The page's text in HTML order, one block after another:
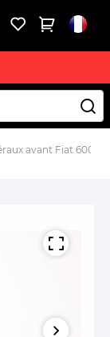
avant Fiat 600